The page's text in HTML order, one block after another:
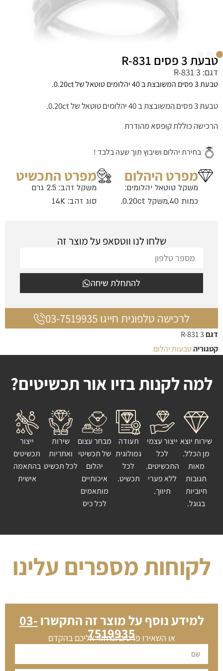
טבעת 3 פסים R-831
דגם: 3 R-831
טבעת 3 פסים המשובצת ב 40 יהלומים טוטאל של 0.20ct.
טבעת 3 פסים המשובצת ב 40 יהלומים טוטאל של 0.20ct.
הרכישה כוללת קופסא מהודרת
בחירת יהלום ושיבוץ תוך שעה בלבד !
מפרט היהלום
משקל טוטאל יהלומים:
כמות 40,משקל 0.20ct.
מפרט התכשיט
משקל זהב: 2.5 גרם
סוג זהב: 14K
שלחו לנו ווטסאפ על מוצר זה
להתחלת שיחה
לרכישה טלפונית חייגו 03-7519935
דגם3 R-831
קטגוריהטבעות יהלום
למה לקנות בזיו אור תכשיטים?
שירות יוצא
מן הכלל.
מאות
תגובות
חיוביות
בגוגל.
ייצור עצמי
לכל
התכשיטים.
ללא פערי
תיווך.
תעודה
גמולוגית
לכל
תכשיט.
מבחר עצום
של תכשיטי
יהלום
איכותיים
מותאמים
לכל כיס
שירות
ואחריות
לכל תכשיט
ייצור
תכשיטים
בהתאמה
אישית
לקוחות מספרים עלינו
למידע נוסף על מוצר זה התקשרו 03-
7519935
או השאירו פרטים ונחזור אליכם בהקדם